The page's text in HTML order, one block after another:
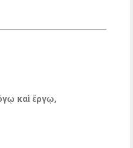
καὶ ἔργῳ,